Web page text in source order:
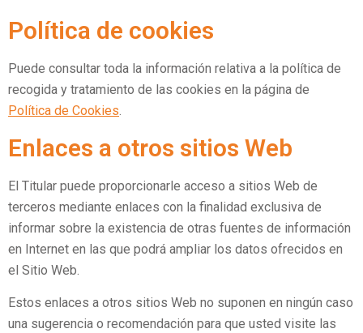
Política de cookies
Puede consultar toda la información relativa a la política de
recogida y tratamiento de las cookies en la página de
Política de Cookies.
Enlaces a otros sitios Web
El Titular puede proporcionarle acceso a sitios Web de
terceros mediante enlaces con la finalidad exclusiva de
informar sobre la existencia de otras fuentes de información
en Internet en las que podrá ampliar los datos ofrecidos en
el Sitio Web.
Estos enlaces a otros sitios Web no suponen en ningún caso
una sugerencia o recomendación para que usted visite las